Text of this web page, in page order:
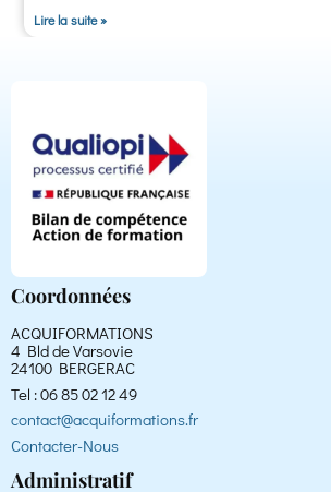
Lire la suite »
Coordonnées
ACQUIFORMATIONS
4 Bld de Varsovie
24100 BERGERAC
Tel : 06 85 02 12 49
contact@acquiformations.fr
Contacter-Nous
Administratif